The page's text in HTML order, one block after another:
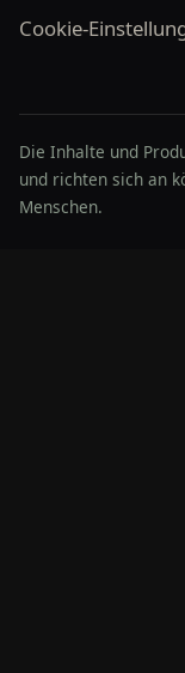
Cookie-
Die Inhalte und
und richten sich an
Menschen.